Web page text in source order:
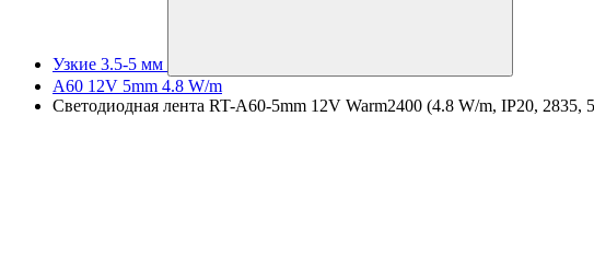
Узкие 3.5-5 мм
A60 12V 5mm 4.8 W/m
Светодиодная лента RT-A60-5mm 12V Warm2400 (4.8 W/m, IP20, 2835,